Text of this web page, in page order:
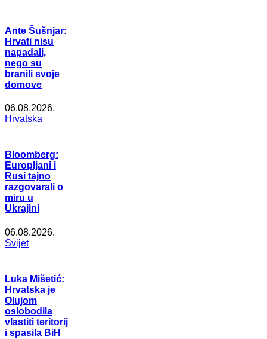
Ante Šušnjar:
Hrvati nisu
napadali,
nego su
branili svoje
domove
06.08.2026.
Hrvatska
Bloomberg:
Europljani i
Rusi tajno
razgovarali o
miru u
Ukrajini
06.08.2026.
Svijet
Luka Mišetić:
Hrvatska je
Olujom
oslobodila
vlastiti teritorij
i spasila BiH